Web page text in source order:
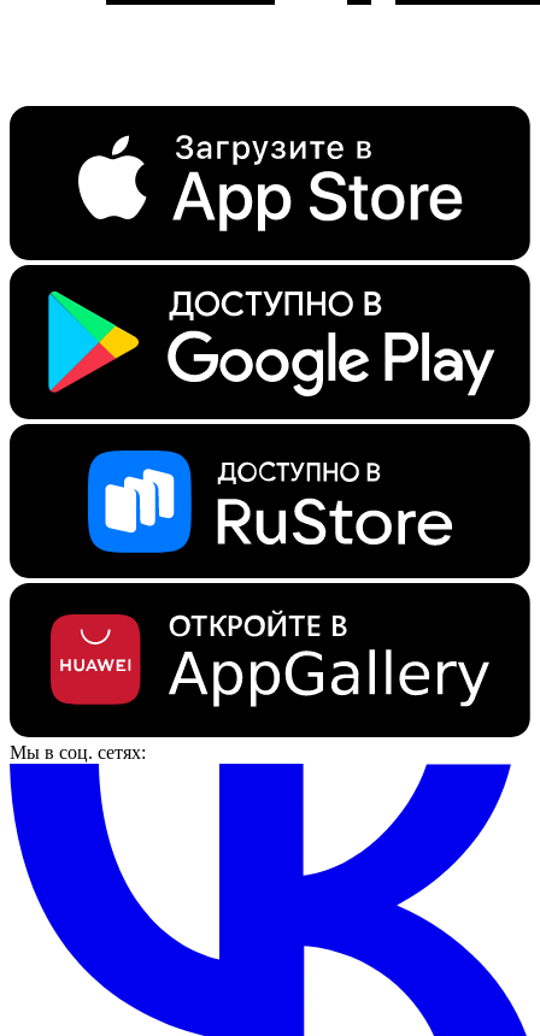
Мы в соц. сетях: